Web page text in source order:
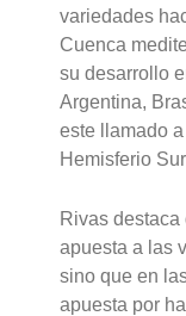
variedades
Cuenca
su desarrollo
Argentina,
este llamado
Hemisferio
Rivas
apuesta a las
sino que en
apuesta por